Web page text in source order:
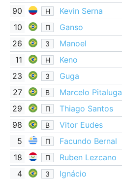
90 Н Kevin Serna
10 П
Ganso
26
З
Manoel
11
Н
Keno
23
З
Guga
27
В
Marcelo Pitaluga
29
П
Thiago Santos
98
В
Vitor Eudes
5
П
Facundo Bernal
18
П
Ruben Lezcano
4
З
Ignácio